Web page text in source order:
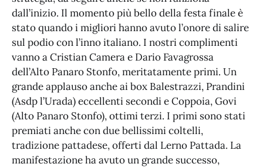
dall’inizio. Il momento più bello della festa finale è
stato quando i migliori hanno avuto l’onore di salire
sul podio con l’inno italiano. I nostri complimenti
vanno a Cristian Camera e Dario Favagrossa
dell’Alto Panaro Stonfo, meritatamente primi. Un
grande applauso anche ai box Balestrazzi, Prandini
(Asdp l’Urada) eccellenti secondi e Coppoia, Govi
(Alto Panaro Stonfo), ottimi terzi. I primi sono stati
premiati anche con due bellissimi coltelli,
tradizione pattadese, offerti dal Lerno Pattada. La
manifestazione ha avuto un grande successo,